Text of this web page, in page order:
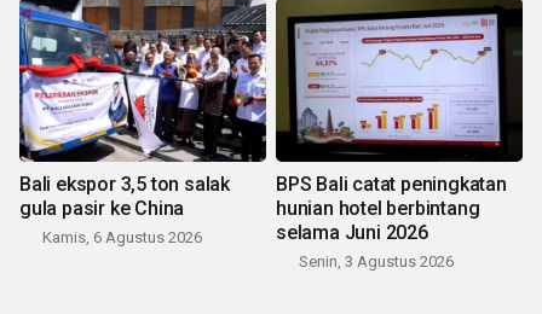
Bali ekspor 3,5 ton salak
gula pasir ke China
Kamis, 6 Agustus 2026
BPS Bali catat peningkatan
hunian hotel berbintang
selama Juni 2026
Senin, 3 Agustus 2026